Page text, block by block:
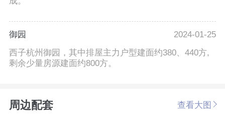
御园
2024-01-25
西子杭州御园，其中排屋主力户型建面约380、440方,
剩余少量房源建面约800方。
周边配套 查看大图